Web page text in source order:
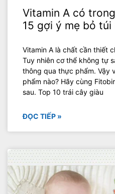
Vitamin A có
15 gợi ý mẹ bỏ túi
Vitamin A là chất cần thiết
Tuy nhiên cơ thể không tự
thông qua thực phẩm. Vậy
phẩm nào? Hãy cùng
sau. Top 10 trái cây giàu
ĐỌC TIẾP »